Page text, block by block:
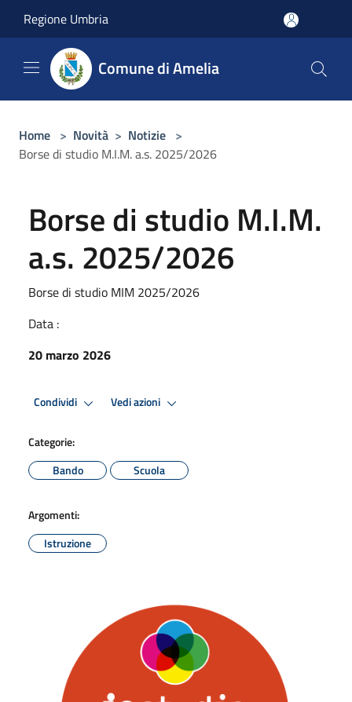
Regione Umbria
Comune di Amelia
Home > Novità > Notizie >
Borse di studio M.I.M. a.s. 2025/2026
Borse di studio M.I.M.
a.s. 2025/2026
Borse di studio MIM 2025/2026
Data :
20 marzo 2026
Condividi Vedi azioni
Categorie:
Bando
Scuola
Argomenti:
Istruzione